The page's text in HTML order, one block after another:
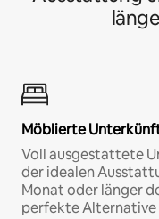
Möblierte
Voll ausgestattete
der idealen
Monat oder länger
perfekte Alternative